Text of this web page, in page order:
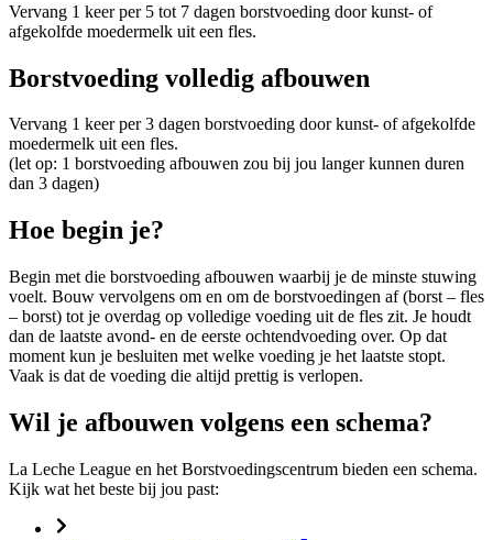
Vervang 1 keer per 5 tot 7 dagen borstvoeding door kunst- of
afgekolfde moedermelk uit een fles.
Borstvoeding volledig afbouwen
Vervang 1 keer per 3 dagen borstvoeding door kunst- of afgekolfde
moedermelk uit een fles.
(let op: 1 borstvoeding afbouwen zou bij jou langer kunnen duren
dan 3 dagen)
Hoe begin je?
Begin met die borstvoeding afbouwen waarbij je de minste stuwing
voelt. Bouw vervolgens om en om de borstvoedingen af (borst – fles
– borst) tot je overdag op volledige voeding uit de fles zit. Je houdt
dan de laatste avond- en de eerste ochtendvoeding over. Op dat
moment kun je besluiten met welke voeding je het laatste stopt.
Vaak is dat de voeding die altijd prettig is verlopen.
Wil je afbouwen volgens een schema?
La Leche League en het Borstvoedingscentrum bieden een schema.
Kijk wat het beste bij jou past: